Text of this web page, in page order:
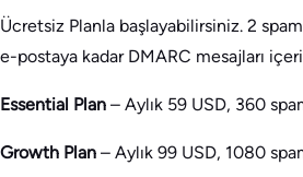
Ücretsiz Planla başlayabilirsiniz. 2
e-postaya kadar DMARC mesajları
Essential Plan – Aylık 59 USD, 360
Growth Plan – Aylık 99 USD, 1080